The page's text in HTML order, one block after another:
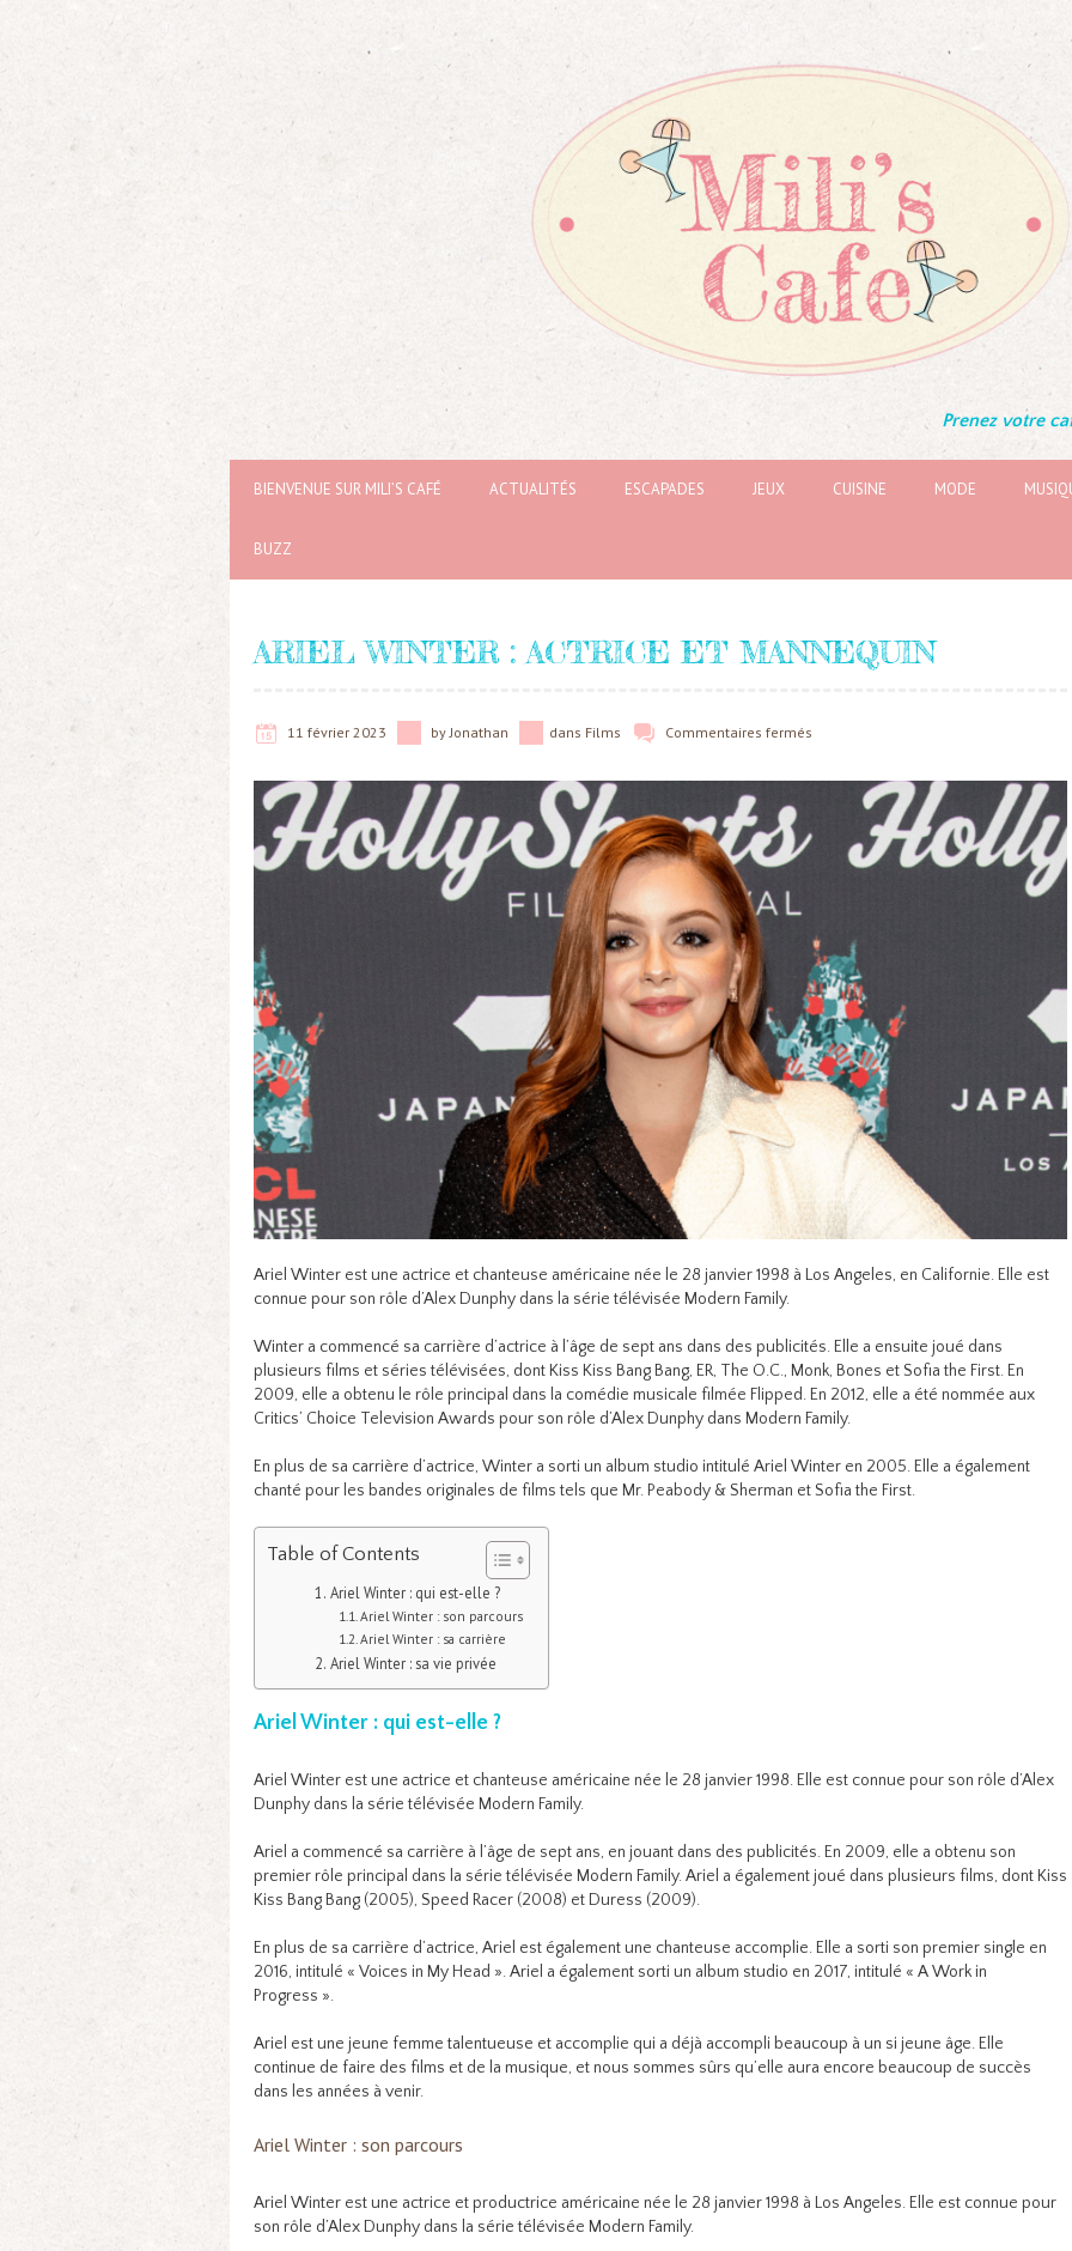
Prenez votre
BIENVENUE SUR MILI’S CAFÉ ACTUALITÉS ESCAPADES JEUX CUISINE MODE
BUZZ
ARIEL WINTER : ACTRICE ET MANNEQUIN
11 février 2023 byJonathan dans Films Commentaires fermés
Ariel Winter est une actrice et chanteuse américaine née le 28 janvier 1998 à Los Angeles, en Californie. Elle est
connue pour son rôle d’Alex Dunphy dans la série télévisée Modern Family.
Winter a commencé sa carrière d’actrice à l’âge de sept ans dans des publicités. Elle a ensuite joué dans
plusieurs films et séries télévisées, dont Kiss Kiss Bang Bang, ER, The O.C., Monk, Bones et Sofia the First. En
2009, elle a obtenu le rôle principal dans la comédie musicale filmée Flipped. En 2012, elle a été nommée aux
Critics’ Choice Television Awards pour son rôle d’Alex Dunphy dans Modern Family.
En plus de sa carrière d’actrice, Winter a sorti un album studio intitulé Ariel Winter en 2005. Elle a également
chanté pour les bandes originales de films tels que Mr. Peabody & Sherman et Sofia the First.
Table of Contents
Ariel Winter : qui est-elle ?
Ariel Winter : son parcours
Ariel Winter : sa carrière
Ariel Winter : sa vie privée
Ariel Winter : qui est-elle ?
Ariel Winter est une actrice et chanteuse américaine née le 28 janvier 1998. Elle est connue pour son rôle d’Alex
Dunphy dans la série télévisée Modern Family.
Ariel a commencé sa carrière à l’âge de sept ans, en jouant dans des publicités. En 2009, elle a obtenu son
premier rôle principal dans la série télévisée Modern Family. Ariel a également joué dans plusieurs films, dont Kiss
Kiss Bang Bang (2005), Speed Racer (2008) et Duress (2009).
En plus de sa carrière d’actrice, Ariel est également une chanteuse accomplie. Elle a sorti son premier single en
2016, intitulé « Voices in My Head ». Ariel a également sorti un album studio en 2017, intitulé « A Work in
Progress ».
Ariel est une jeune femme talentueuse et accomplie qui a déjà accompli beaucoup à un si jeune âge. Elle
continue de faire des films et de la musique, et nous sommes sûrs qu’elle aura encore beaucoup de succès
dans les années à venir.
Ariel Winter : son parcours
Ariel Winter est une actrice et productrice américaine née le 28 janvier 1998 à Los Angeles. Elle est connue pour
son rôle d’Alex Dunphy dans la série télévisée Modern Family.